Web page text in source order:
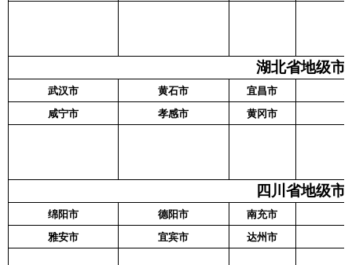
湖北省地级市
武汉市 黄石市 宜昌市
咸宁市
孝感市 黄冈市
四川省地级市
绵阳市 德阳市 南充市
雅安市
宜宾市 达州市